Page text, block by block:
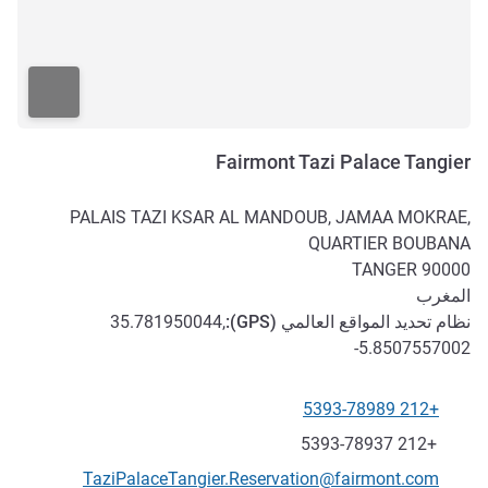
Fairmont Tazi Palace Tangier
PALAIS TAZI KSAR AL MANDOUB, JAMAA MOKRAE,
QUARTIER BOUBANA
90000
TANGER
المغرب
نظام تحديد المواقع العالمي (GPS
):
35.781950044,
-5.8507557002
الهاتف
+212 5393-78989
فاكس
+212 5393-78937
تواصل معنا عبر البريد الإلكتروني
TaziPalaceTangier.Reservation@fairmont.com